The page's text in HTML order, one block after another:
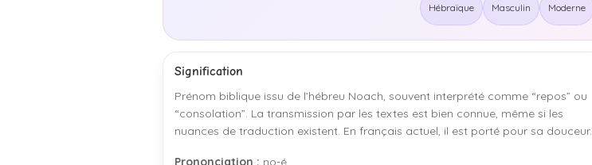
Hébraïque Masculin Moderne
Signification
Prénom biblique issu de l’hébreu Noach, souvent interprété comme “repos” ou
“consolation”. La transmission par les textes est bien connue, même si les
nuances de traduction existent. En français actuel, il est porté pour sa douceur.
Prononciation : no-é